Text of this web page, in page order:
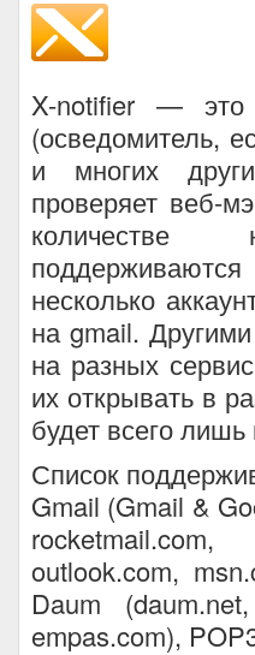
X-notifier — это
(осведомитель,
и многих
проверяет веб-
количестве
несколько
на gmail.
на разных
их открывать в
будет всего
Список
Gmail (Gmail &
outlook.com,
Daum
empas.com),